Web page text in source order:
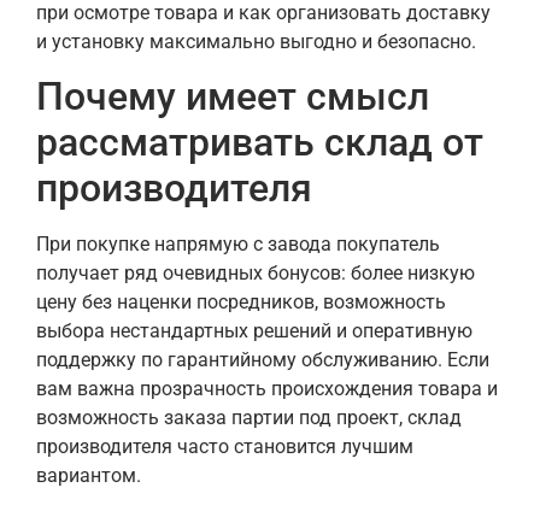
при осмотре товара и как организовать доставку
и установку максимально выгодно и безопасно.
Почему имеет смысл
рассматривать склад от
производителя
При покупке напрямую с завода покупатель
получает ряд очевидных бонусов: более низкую
цену без наценки посредников, возможность
выбора нестандартных решений и оперативную
поддержку по гарантийному обслуживанию. Если
вам важна прозрачность происхождения товара и
возможность заказа партии под проект, склад
производителя часто становится лучшим
вариантом.